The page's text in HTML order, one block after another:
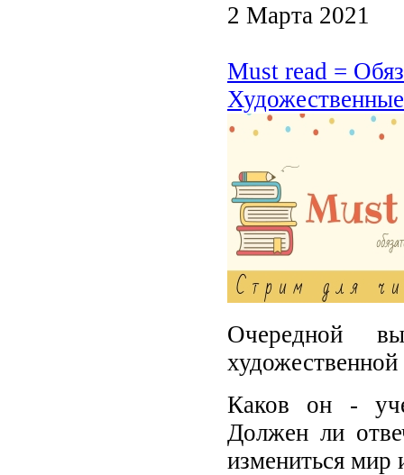
2 Марта 2021
Must read =
Очередной
Каков он -
Должен ли
измениться мир